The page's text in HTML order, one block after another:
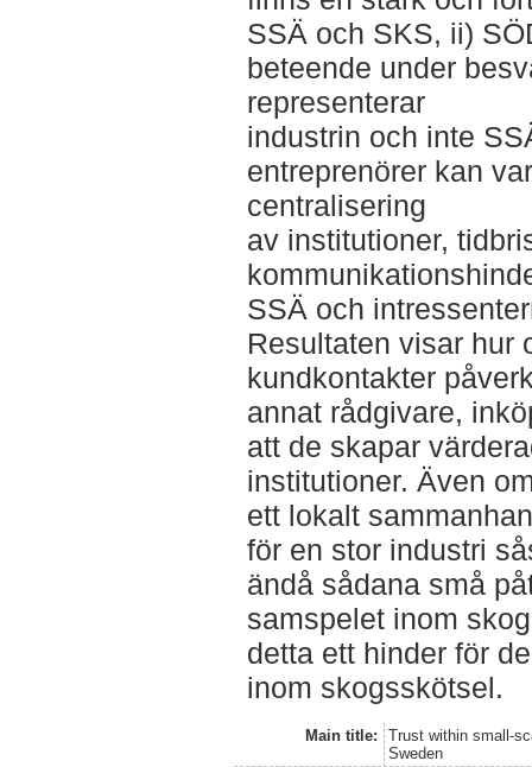
SSÄ och SKS, ii)
beteende under
representerar
industrin och inte
entreprenörer kan
centralisering
av institutioner,
SSÄ och
Resultaten visar hur
kundkontakter
annat rådgivare,
att de skapar
institutioner. Även
ett lokalt
för en stor industri
ändå sådana små
samspelet inom
detta ett hinder för
inom skogsskötsel.
Main title:
Trust within small-
Sweden